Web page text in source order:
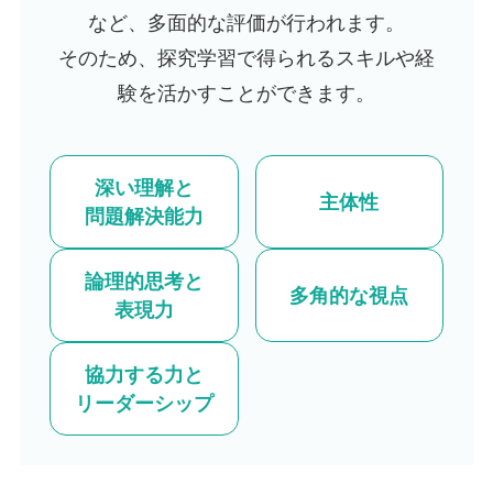
など、多面的な評価が行われます。
そのため、探究学習で得られるスキルや経
験を活かすことができます。
深い理解と
問題解決能力
主体性
論理的思考と
表現力
多角的な視点
協力する力と
リーダーシップ